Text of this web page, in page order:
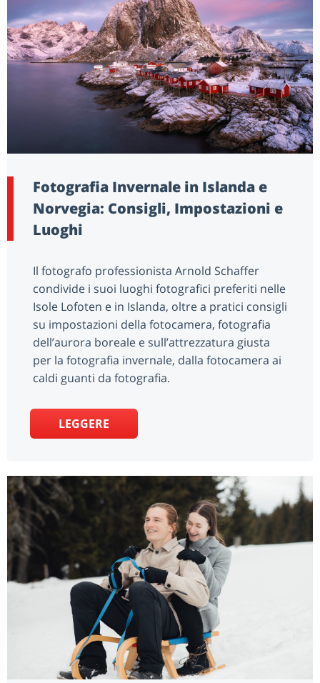
Fotografia Invernale in Islanda e
Norvegia: Consigli, Impostazioni e
Luoghi
Il fotografo professionista Arnold Schaffer
condivide i suoi luoghi fotografici preferiti nelle
Isole Lofoten e in Islanda, oltre a pratici consigli
su impostazioni della fotocamera, fotografia
dell’aurora boreale e sull’attrezzatura giusta
per la fotografia invernale, dalla fotocamera ai
caldi guanti da fotografia.
LEGGERE